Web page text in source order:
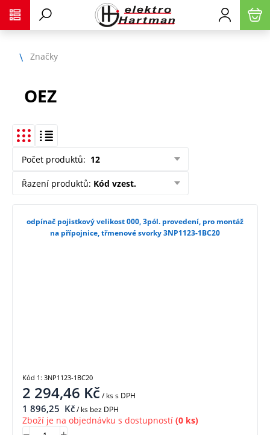
Značky
OEZ
Počet produktů: 12
Řazení produktů: Kód vzest.
odpínač pojistkový velikost 000, 3pól. provedení, pro montáž
na přípojnice, třmenové svorky 3NP1123-1BC20
2 294,46 Kč/ kss DPH
1 896,25 Kč/ ks bez DPH
Zboží je na objednávku s dostupností (0 ks)
Kód 1: 3NP1123-1BC20